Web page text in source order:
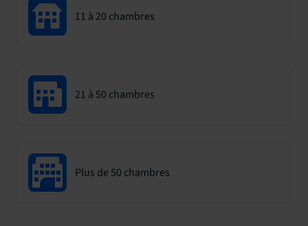
11 à 20 chambres
21 à 50 chambres
Plus de 50 chambres